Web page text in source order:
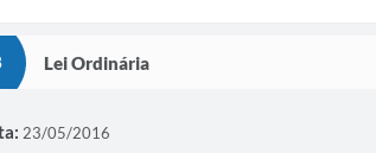
Lei Ordinária
23/05/2016